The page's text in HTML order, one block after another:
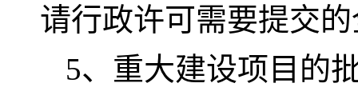
请行政许可需要提交
5、重大建设项目的